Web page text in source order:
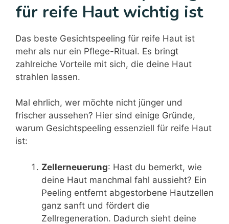
für reife Haut wichtig ist
Das beste Gesichtspeeling für reife Haut ist
mehr als nur ein Pflege-Ritual. Es bringt
zahlreiche Vorteile mit sich, die deine Haut
strahlen lassen.
Mal ehrlich, wer möchte nicht jünger und
frischer aussehen? Hier sind einige Gründe,
warum Gesichtspeeling essenziell für reife Haut
ist:
Zellerneuerung: Hast du bemerkt, wie
deine Haut manchmal fahl aussieht? Ein
Peeling entfernt abgestorbene Hautzellen
ganz sanft und fördert die
Zellregeneration. Dadurch sieht deine